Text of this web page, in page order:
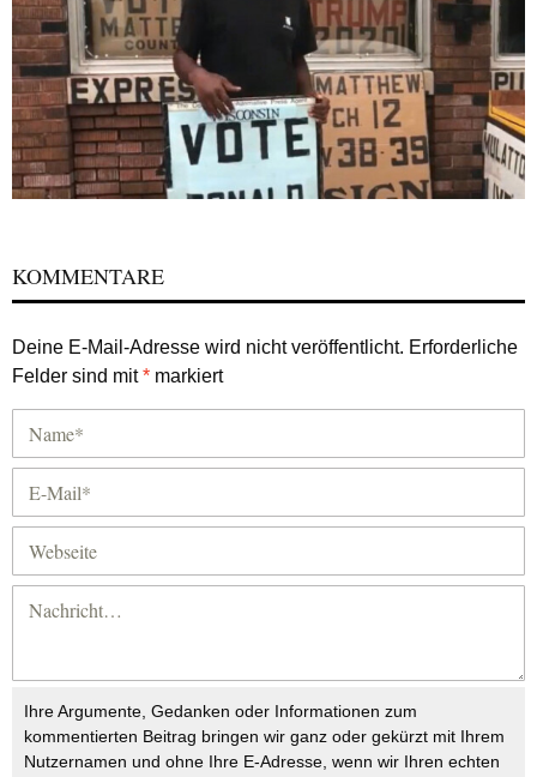
KOMMENTARE
Deine E-Mail-Adresse wird nicht veröffentlicht. Erforderliche
Felder sind mit* markiert
Ihre Argumente, Gedanken oder Informationen zum
kommentierten Beitrag bringen wir ganz oder gekürzt mit Ihrem
Nutzernamen und ohne Ihre E-Adresse, wenn wir Ihren echten